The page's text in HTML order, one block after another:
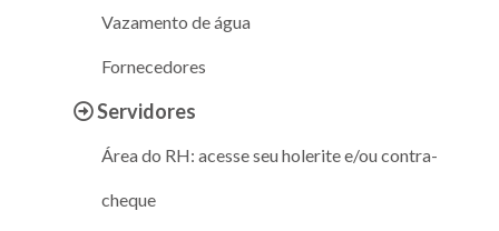
Vazamento de água
Fornecedores
Servidores
Área do RH: acesse seu holerite e/ou contra-
cheque